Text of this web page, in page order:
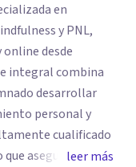
en
y PNL,
desde
desarrollar
personal y
cualificado
asegura unleer más